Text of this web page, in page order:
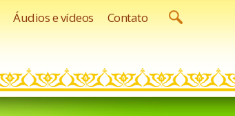
Áudios e vídeos Contato